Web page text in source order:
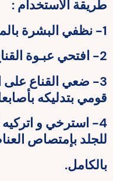
طريقة الاستخدام :
1- نظفي البشرة بالماء الفاتر
2- افتحي عبـوة القناع و أخرجي القناع و افتحيه
3- ضعي القناع
قومي بتدليكه
للجلد بإمتصاص
بالكامل.